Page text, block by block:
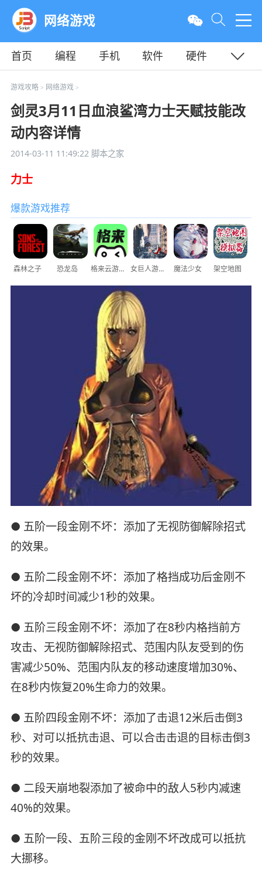
网络游戏
首页 编程 手机 软件
硬件
教程
平面
游戏攻略> 网络游戏>
剑灵3月11日血浪鲨湾力士天赋技能改
动内容详情
2014-03-11 11:49:22脚本之家
力士
爆款游戏推荐
森林之子 恐龙岛 格来云游戏 女巨人游乐场 魔法少女 架空地图
● 五阶一段金刚不坏：添加了无视防御解除招式
的效果。
● 五阶二段金刚不坏：添加了格挡成功后金刚不
坏的冷却时间减少1秒的效果。
● 五阶三段金刚不坏：添加了在8秒内格挡前方
攻击、无视防御解除招式、范围内队友受到的伤
害减少50%、范围内队友的移动速度增加30%、
在8秒内恢复20%生命力的效果。
● 五阶四段金刚不坏：添加了击退12米后击倒3
秒、对可以抵抗击退、可以合击击退的目标击倒3
秒的效果。
● 二段天崩地裂添加了被命中的敌人5秒内减速
40%的效果。
● 五阶一段、五阶三段的金刚不坏改成可以抵抗
大挪移。